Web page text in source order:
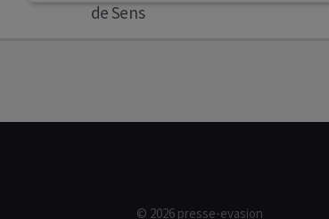
de Sens
© 2026 presse-evasion